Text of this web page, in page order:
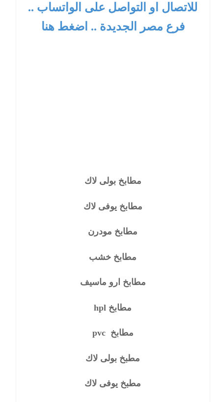
للاتصال او التواصل على الواتساب ..
فرع مصر الجديدة .. اضغط هنا
مطابخ بولى لاك
مطابخ يوفى لاك
مطابخ مودرن
مطابخ خشب
مطابخ ارو ماسيف
مطابخ hpl
مطابخ pvc
مطبخ بولى لاك
مطبخ يوفى لاك